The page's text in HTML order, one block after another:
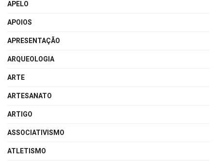
APELO
APOIOS
APRESENTAÇÃO
ARQUEOLOGIA
ARTE
ARTESANATO
ARTIGO
ASSOCIATIVISMO
ATLETISMO